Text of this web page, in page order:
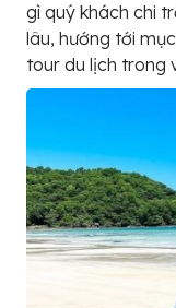
gì quý khách chi
lâu, hướng tới
tour du lịch trong